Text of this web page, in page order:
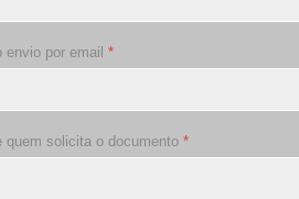
envio por email *
quem solicita o documento *